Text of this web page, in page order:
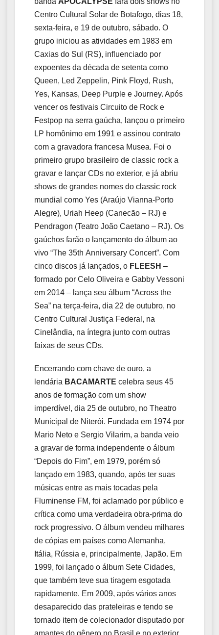
Centro Cultural Solar de Botafogo, dias 18,
sexta-feira, e 19 de outubro, sábado. O
grupo iniciou as atividades em 1983 em
Caxias do Sul (RS), influenciado por
expoentes da década de setenta como
Queen, Led Zeppelin, Pink Floyd, Rush,
Yes, Kansas, Deep Purple e Journey. Após
vencer os festivais Circuito de Rock e
Festpop na serra gaúcha, lançou o primeiro
LP homônimo em 1991 e assinou contrato
com a gravadora francesa Musea. Foi o
primeiro grupo brasileiro de classic rock a
gravar e lançar CDs no exterior, e já abriu
shows de grandes nomes do classic rock
mundial como Yes (Araújo Vianna-Porto
Alegre), Uriah Heep (Canecão – RJ) e
Pendragon (Teatro João Caetano – RJ). Os
gaúchos farão o lançamento do álbum ao
vivo “The 35th Anniversary Concert”. Com
cinco discos já lançados, o FLEESH –
formado por Celo Oliveira e Gabby Vessoni
em 2014 – lança seu álbum “Across the
Sea” na terça-feira, dia 22 de outubro, no
Centro Cultural Justiça Federal, na
Cinelândia, na íntegra junto com outras
faixas de seus CDs.
Encerrando com chave de ouro, a
lendária BACAMARTE celebra seus 45
anos de formação com um show
imperdível, dia 25 de outubro, no Theatro
Municipal de Niterói. Fundada em 1974 por
Mario Neto e Sergio Vilarim, a banda veio
a gravar de forma independente o álbum
“Depois do Fim”, em 1979, porém só
lançado em 1983, quando, após ter suas
músicas entre as mais tocadas pela
Fluminense FM, foi aclamado por público e
crítica como uma verdadeira obra-prima do
rock progressivo. O álbum vendeu milhares
de cópias em países como Alemanha,
Itália, Rússia e, principalmente, Japão. Em
1999, foi lançado o álbum Sete Cidades,
que também teve sua tiragem esgotada
rapidamente. Em 2009, após vários anos
desaparecido das prateleiras e tendo se
tornado item de colecionador disputado por